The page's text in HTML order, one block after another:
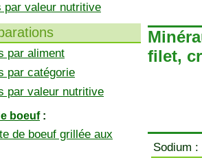
par valeur nutritive
par aliment
par catégorie
par valeur nutritive
boeuf:
de boeuf grillée aux
filet,
Sodium :